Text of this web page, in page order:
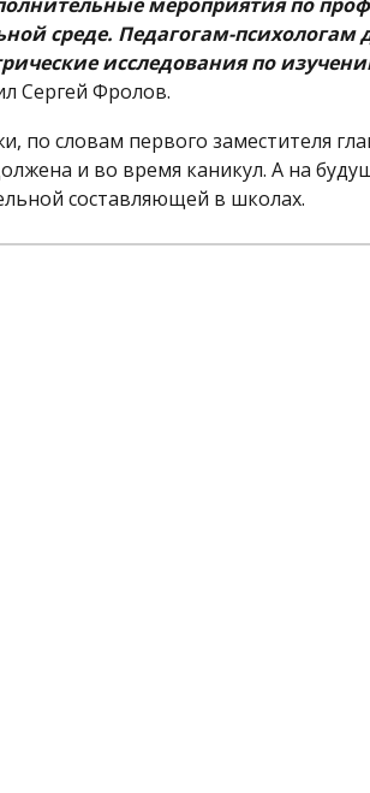
среде. Педагогам-психологам
исследования по
Сергей Фролов.
по словам первого заместителя
и во время каникул. А на
составляющей в школах.